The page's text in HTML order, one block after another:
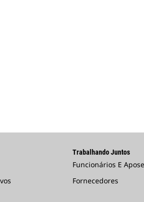
Trabalhando Juntos
Funcionários E
Fornecedores